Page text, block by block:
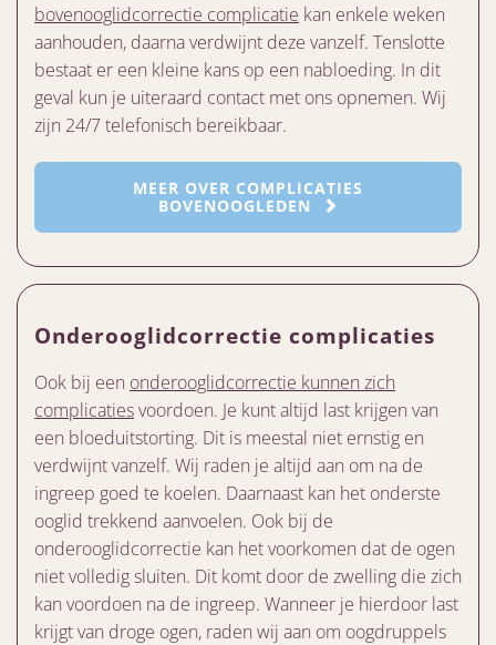
bovenooglidcorrectie complicatie kan enkele weken
aanhouden, daarna verdwijnt deze vanzelf. Tenslotte
bestaat er een kleine kans op een nabloeding. In dit
geval kun je uiteraard contact met ons opnemen. Wij
zijn 24/7 telefonisch bereikbaar.
MEER OVER COMPLICATIES
BOVENOOGLEDEN
Onderooglidcorrectie complicaties
Ook bij een onderooglidcorrectie kunnen zich
complicatiesvoordoen. Je kunt altijd last krijgen van
een bloeduitstorting. Dit is meestal niet ernstig en
verdwijnt vanzelf. Wij raden je altijd aan om na de
ingreep goed te koelen. Daarnaast kan het onderste
ooglid trekkend aanvoelen. Ook bij de
onderooglidcorrectie kan het voorkomen dat de ogen
niet volledig sluiten. Dit komt door de zwelling die zich
kan voordoen na de ingreep. Wanneer je hierdoor last
krijgt van droge ogen, raden wij aan om oogdruppels